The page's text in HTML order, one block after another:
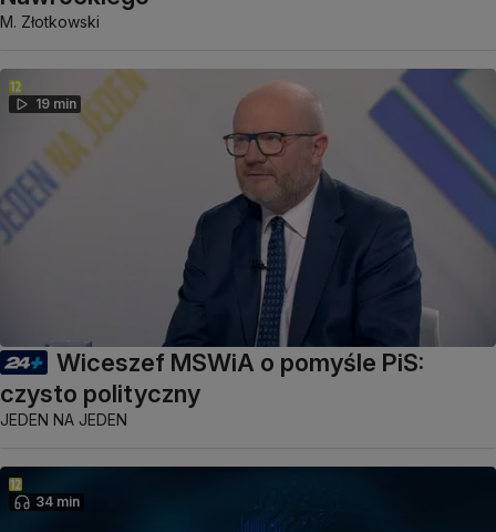
M. Złotkowski
19 min
Wiceszef MSWiA o pomyśle PiS:
czysto polityczny
JEDEN NA JEDEN
34 min